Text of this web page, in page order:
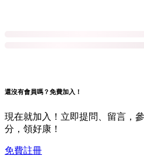
還沒有會員嗎？免費加入！
現在就加入！立即提問、留言，
分，領好康！
免費註冊